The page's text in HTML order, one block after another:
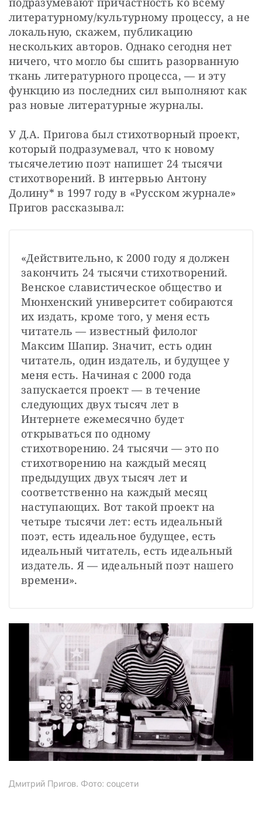
литературному/культурному процессу, а не
локальную, скажем, публикацию
нескольких авторов. Однако сегодня нет
ничего, что могло бы сшить разорванную
ткань литературного процесса, — и эту
функцию из последних сил выполняют как
раз новые литературные журналы.
У Д.А. Пригова был стихотворный проект,
который подразумевал, что к новому
тысячелетию поэт напишет 24 тысячи
стихотворений. В интервью Антону
Долину* в 1997 году в «Русском журнале»
Пригов рассказывал:
«Действительно, к 2000 году я должен
закончить 24 тысячи стихотворений.
Венское славистическое общество и
Мюнхенский университет собираются
их издать, кроме того, у меня есть
читатель — известный филолог
Максим Шапир. Значит, есть один
читатель, один издатель, и будущее у
меня есть. Начиная с 2000 года
запускается проект — в течение
следующих двух тысяч лет в
Интернете ежемесячно будет
открываться по одному
стихотворению. 24 тысячи — это по
стихотворению на каждый месяц
предыдущих двух тысяч лет и
соответственно на каждый месяц
наступающих. Вот такой проект на
четыре тысячи лет: есть идеальный
поэт, есть идеальное будущее, есть
идеальный читатель, есть идеальный
издатель. Я — идеальный поэт нашего
времени».
Дмитрий Пригов. Фото: соцсети